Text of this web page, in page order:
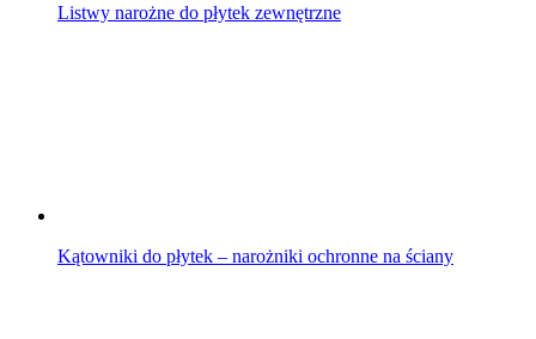
Listwy narożne do płytek zewnętrzne
Kątowniki do płytek – narożniki ochronne na ściany